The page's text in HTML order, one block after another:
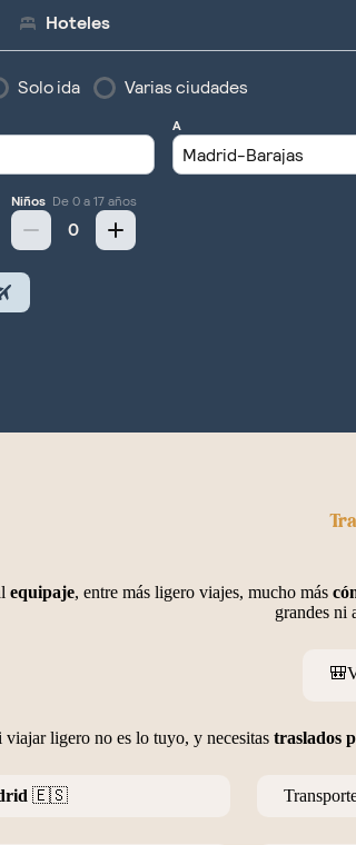
equipaje, entre más ligero viajes, mucho más
grandes ni
viajar ligero no es lo tuyo, y necesitas traslados
🇪🇸